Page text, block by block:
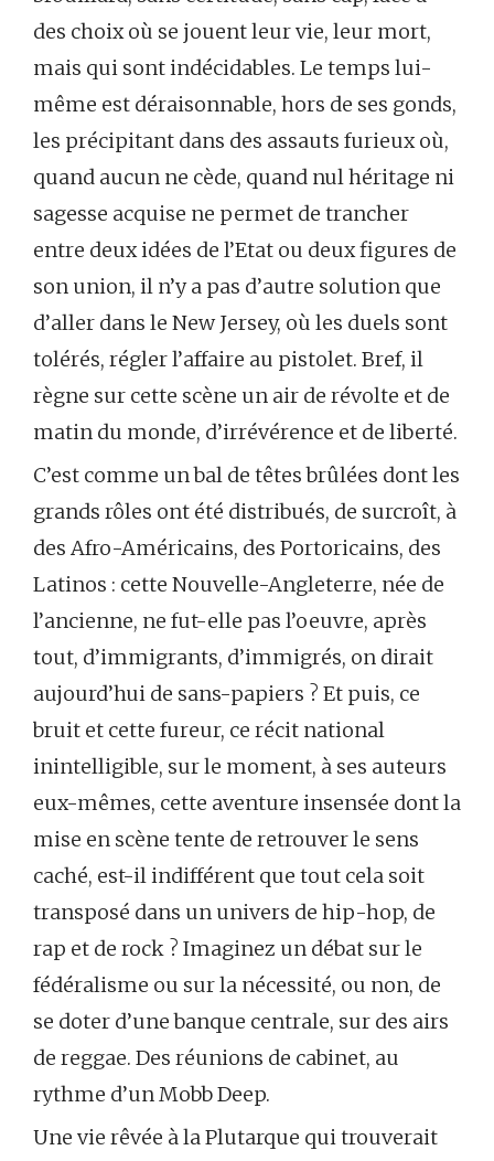
des choix où se jouent leur vie, leur mort,
mais qui sont indécidables. Le temps lui-
même est déraisonnable, hors de ses gonds,
les précipitant dans des assauts furieux où,
quand aucun ne cède, quand nul héritage ni
sagesse acquise ne permet de trancher
entre deux idées de l’Etat ou deux figures de
son union, il n’y a pas d’autre solution que
d’aller dans le New Jersey, où les duels sont
tolérés, régler l’affaire au pistolet. Bref, il
règne sur cette scène un air de révolte et de
matin du monde, d’irrévérence et de liberté.
C’est comme un bal de têtes brûlées dont les
grands rôles ont été distribués, de surcroît, à
des Afro-Américains, des Portoricains, des
Latinos : cette Nouvelle-Angleterre, née de
l’ancienne, ne fut-elle pas l’oeuvre, après
tout, d’immigrants, d’immigrés, on dirait
aujourd’hui de sans-papiers ? Et puis, ce
bruit et cette fureur, ce récit national
inintelligible, sur le moment, à ses auteurs
eux-mêmes, cette aventure insensée dont la
mise en scène tente de retrouver le sens
caché, est-il indifférent que tout cela soit
transposé dans un univers de hip-hop, de
rap et de rock ? Imaginez un débat sur le
fédéralisme ou sur la nécessité, ou non, de
se doter d’une banque centrale, sur des airs
de reggae. Des réunions de cabinet, au
rythme d’un Mobb Deep.
Une vie rêvée à la Plutarque qui trouverait